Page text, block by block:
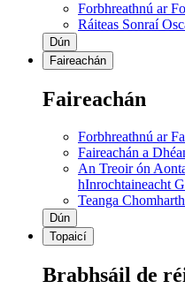
Forbhreathnú ar
Ráiteas Sonraí
Dún
Faireachán
Faireachán
Forbhreathnú ar
Faireachán a
An Treoir ón
hInrochtaineacht
Teanga
Dún
Topaicí
Brabhsáil de